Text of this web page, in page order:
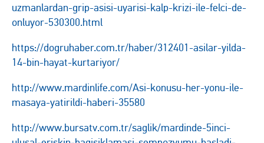
uzmanlardan-grip-asisi-uyarisi-kalp-krizi-ile-felci-de-
onluyor-530300.html
https://dogruhaber.com.tr/haber/312401-asilar-yilda-
14-bin-hayat-kurtariyor/
http://www.mardinlife.com/Asi-konusu-her-yonu-ile-
masaya-yatirildi-haberi-35580
http://www.bursatv.com.tr/saglik/mardinde-5inci-